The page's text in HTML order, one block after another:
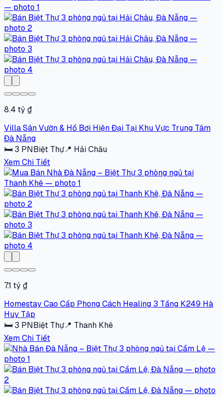
8.4 tỷ ₫
Villa Sân Vườn & Hồ Bơi Hiện Đại Tại Khu Vực Trung Tâm
Đà Nẵng
🛏 3 PNBiệt Thự📍 Hải Châu
Xem Chi Tiết
7.1 tỷ ₫
Homestay Cao Cấp Phong Cách Healing 3 Tầng K249 Hà
Huy Tập
🛏 3 PNBiệt Thự📍 Thanh Khê
Xem Chi Tiết